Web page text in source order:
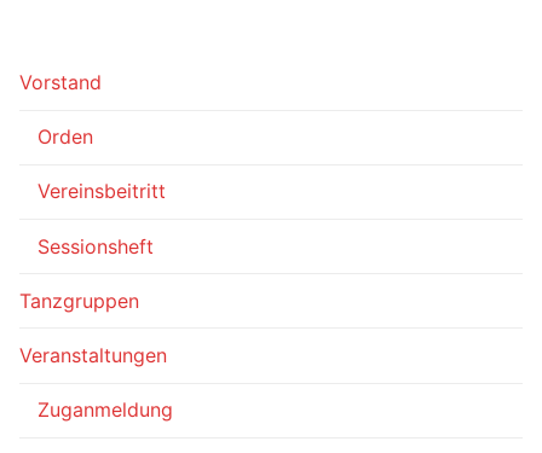
Vorstand
Orden
Vereinsbeitritt
Sessionsheft
Tanzgruppen
Veranstaltungen
Zuganmeldung